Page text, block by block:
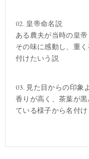
02. 皇帝命名説
ある農夫が当時の皇
その味に感動し、重
付けたいう説
03. 見た目からの印象
香りが高く、茶葉が
ている様子から名付